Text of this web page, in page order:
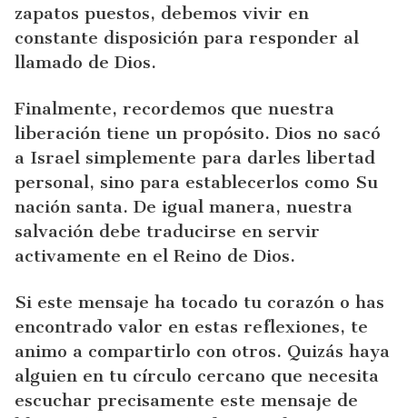
zapatos puestos, debemos vivir en
constante disposición para responder al
llamado de Dios.
Finalmente, recordemos que nuestra
liberación tiene un propósito. Dios no sacó
a Israel simplemente para darles libertad
personal, sino para establecerlos como Su
nación santa. De igual manera, nuestra
salvación debe traducirse en servir
activamente en el Reino de Dios.
Si este mensaje ha tocado tu corazón o has
encontrado valor en estas reflexiones, te
animo a compartirlo con otros. Quizás haya
alguien en tu círculo cercano que necesita
escuchar precisamente este mensaje de